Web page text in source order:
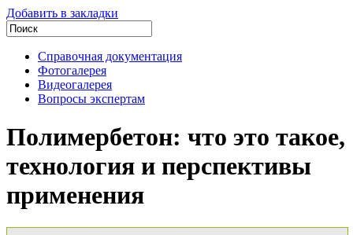
Добавить в закладки
Справочная документация
Фотогалерея
Видеогалерея
Вопросы экспертам
Полимербетон: что это такое,
технология и перспективы
применения